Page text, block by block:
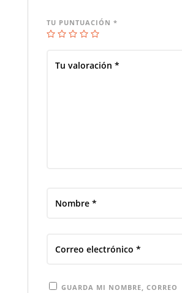
TU PUNTUACIÓN *
GUARDA MI NOMBRE, CORREO